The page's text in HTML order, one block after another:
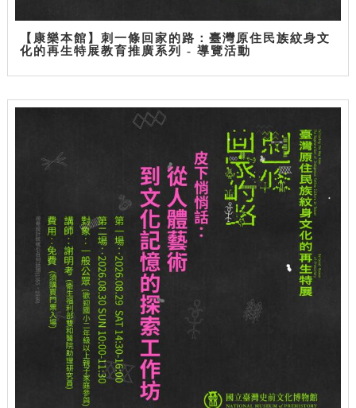
【康樂本館】刺一條回家的路：臺灣原住民族紋身文
化的再生特展教育推廣系列 - 導覽活動